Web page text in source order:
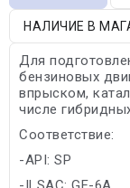
НАЛИЧИЕ В
Для
бензиновых
впрыском,
числе
Соответствие:
-API: SP